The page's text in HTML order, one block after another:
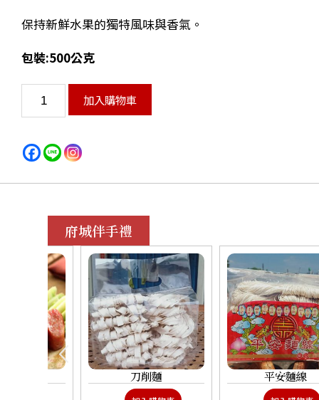
保持新鮮水果的獨特風味與香氣。
包裝:500公克
加入購物車
府城伴手禮
刀削麵 平安麵線